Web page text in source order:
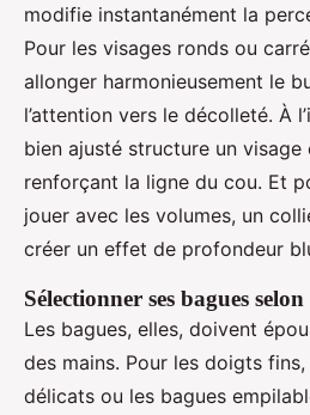
modifie instantanément la
Pour les visages ronds ou
allonger harmonieusement le
l’attention vers le décolleté. À
bien ajusté structure un visage
renforçant la ligne du cou. Et
jouer avec les volumes, un
créer un effet de profondeur
Sélectionner ses bagues
Les bagues, elles, doivent
des mains. Pour les doigts
délicats ou les bagues